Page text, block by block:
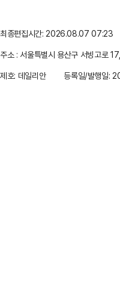
최종편집시간: 2026.08.07 07:23
주소 : 서울특별시 용산구 서빙고로
제호: 데일리안
등록일/발행일: